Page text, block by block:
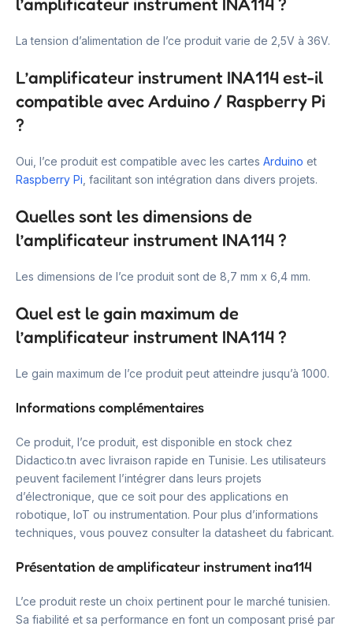
La tension d’alimentation de l’ce produit varie de 2,5V à 36V.
L’amplificateur instrument INA114 est-il
compatible avec Arduino / Raspberry Pi
?
Oui, l’ce produit est compatible avec les cartes Arduino et
Raspberry Pi , facilitant son intégration dans divers projets.
Quelles sont les dimensions de
l’amplificateur instrument INA114 ?
Les dimensions de l’ce produit sont de 8,7 mm x 6,4 mm.
Quel est le gain maximum de
l’amplificateur instrument INA114 ?
Le gain maximum de l’ce produit peut atteindre jusqu’à 1000.
Informations complémentaires
Ce produit, l’ce produit, est disponible en stock chez
Didactico.tn avec livraison rapide en Tunisie. Les utilisateurs
peuvent facilement l’intégrer dans leurs projets
d’électronique, que ce soit pour des applications en
robotique, IoT ou instrumentation. Pour plus d’informations
techniques, vous pouvez consulter la datasheet du fabricant.
Présentation de amplificateur instrument ina114
L’ce produit reste un choix pertinent pour le marché tunisien.
Sa fiabilité et sa performance en font un composant prisé par